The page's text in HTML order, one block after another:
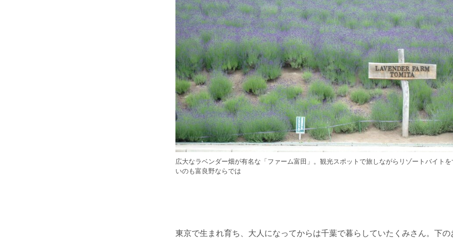
広大なラベンダー畑が有名な「ファーム富田」。観光スポットで旅しながらリゾートバイト
いのも富良野ならでは
東京で生まれ育ち、大人になってからは千葉で暮らしていたくみさん。下の